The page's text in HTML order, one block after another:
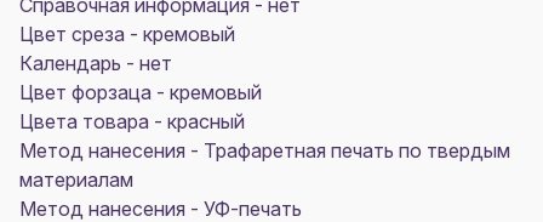
Справочная информация - нет
Цвет среза - кремовый
Календарь - нет
Цвет форзаца - кремовый
Цвета товара - красный
Метод нанесения - Трафаретная печать по твердым
материалам
Метод нанесения - УФ-печать